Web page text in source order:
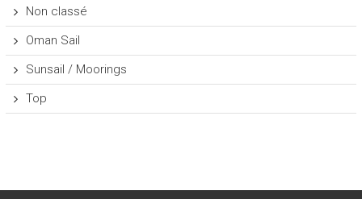
Non classé
Oman Sail
Sunsail / Moorings
Top